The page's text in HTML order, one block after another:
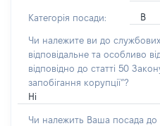
Категорія посади: В
Чи належите ви до службових
відповідальне та особливо
відповідно до статті 50
запобігання корупції”?
Ні
Чи належить Ваша посада до